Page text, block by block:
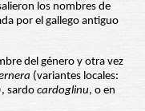
los nombres de
por el gallego antiguo
del género y otra vez
(variantes locales:
sardocardoglinu, o en